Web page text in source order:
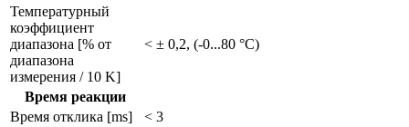
Температурный
коэффициент
диапазона [% от
диапазона
измерения / 10 K]
< ± 0,2, (-0...80 °C)
Время реакции
Время отклика [ms]
< 3